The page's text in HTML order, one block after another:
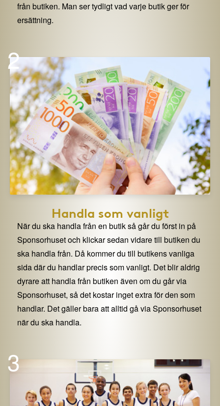
från butiken. Man ser tydligt vad varje butik ger för
ersättning.
2
Handla som vanligt
När du ska handla från en butik så går du först in på
Sponsorhuset och klickar sedan vidare till butiken du
ska handla från. Då kommer du till butikens vanliga
sida där du handlar precis som vanligt. Det blir aldrig
dyrare att handla från butiken även om du går via
Sponsorhuset, så det kostar inget extra för den som
handlar. Det gäller bara att alltid gå via Sponsorhuset
när du ska handla.
3